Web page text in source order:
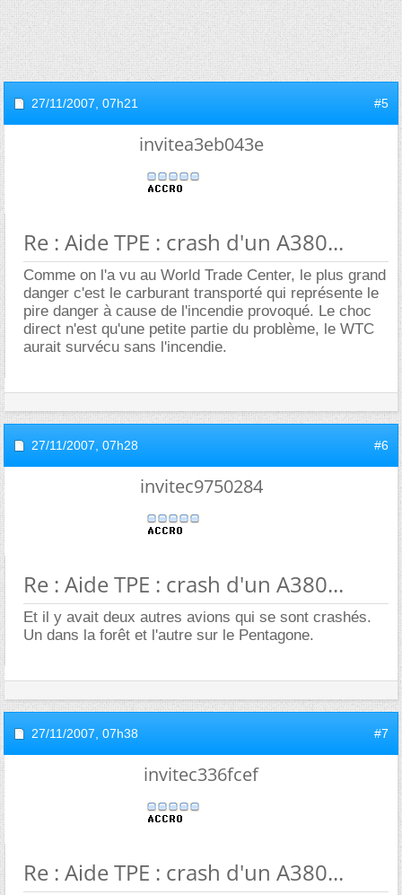
27/11/2007, 07h21 #5
invitea3eb043e
Re : Aide TPE : crash d'un A380...
Comme on l'a vu au World Trade Center, le plus grand
danger c'est le carburant transporté qui représente le
pire danger à cause de l'incendie provoqué. Le choc
direct n'est qu'une petite partie du problème, le WTC
aurait survécu sans l'incendie.
27/11/2007, 07h28 #6
invitec9750284
Re : Aide TPE : crash d'un A380...
Et il y avait deux autres avions qui se sont crashés.
Un dans la forêt et l'autre sur le Pentagone.
27/11/2007, 07h38 #7
invitec336fcef
Re : Aide TPE : crash d'un A380...